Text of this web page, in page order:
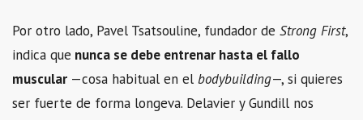
Por otro lado, Pavel Tsatsouline, fundador de Strong First,
indica que nunca se debe entrenar hasta el fallo
muscular —cosa habitual en el bodybuilding—, si quieres
ser fuerte de forma longeva. Delavier y Gundill nos